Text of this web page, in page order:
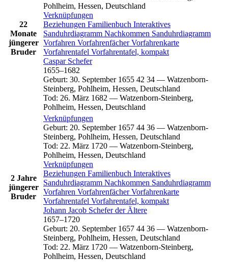
22
Monate
jüngerer
Bruder
Pohlheim, Hessen, Deutschland
Verknüpfungen
Beziehungen Familienbuch Interaktives
Sanduhrdiagramm Nachkommen Sanduhrdiagramm
Vorfahren VorfahrenfächerVorfahrenkarte
Vorfahrentafel Vorfahrentafel, kompakt
Caspar Schefer
1655–1682
Geburt: 30. September 1655 42 34 — Watzenborn-
Steinberg, Pohlheim, Hessen, Deutschland
Tod: 26. März 1682 — Watzenborn-Steinberg,
Pohlheim, Hessen, Deutschland
2 Jahre
jüngerer
Bruder
Verknüpfungen
Geburt: 20. September 1657 44 36 — Watzenborn-
Steinberg, Pohlheim, Hessen, Deutschland
Tod: 22. März 1720 — Watzenborn-Steinberg,
Pohlheim, Hessen, Deutschland
Verknüpfungen
Beziehungen Familienbuch Interaktives
Sanduhrdiagramm Nachkommen Sanduhrdiagramm
Vorfahren VorfahrenfächerVorfahrenkarte
Vorfahrentafel Vorfahrentafel, kompakt
Johann Jacob Scheferder Ältere
1657–1720
Geburt: 20. September 1657 44 36 — Watzenborn-
Steinberg, Pohlheim, Hessen, Deutschland
Tod: 22. März 1720 — Watzenborn-Steinberg,
Pohlheim, Hessen, Deutschland